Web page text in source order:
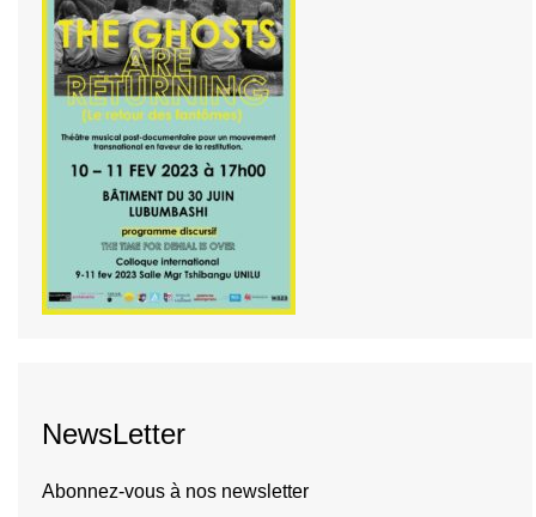
NewsLetter
Abonnez-vous à nos newsletter